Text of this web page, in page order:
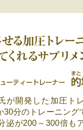
ニングを強力にバック
が開発した加圧ト
30分のトレーニング
泌が200～300倍も